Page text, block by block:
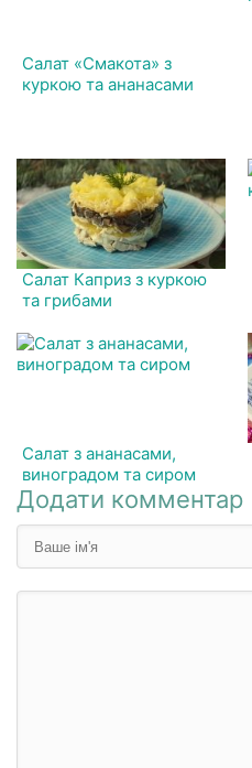
Салат «Смакота» з
куркою та ананасами
Салат Каприз з куркою
та грибами
Салат з ананасами,
виноградом та сиром
Додати комментар